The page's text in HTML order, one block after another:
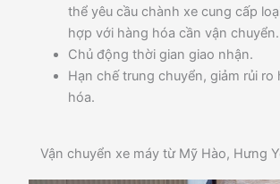
thể yêu cầu chành xe cung cấp
hợp với hàng hóa cần vận chuyển.
Chủ động thời gian giao nhận.
Hạn chế trung chuyển, giảm rủi
hóa.
Vận chuyển xe máy từ Mỹ Hào, Hưng